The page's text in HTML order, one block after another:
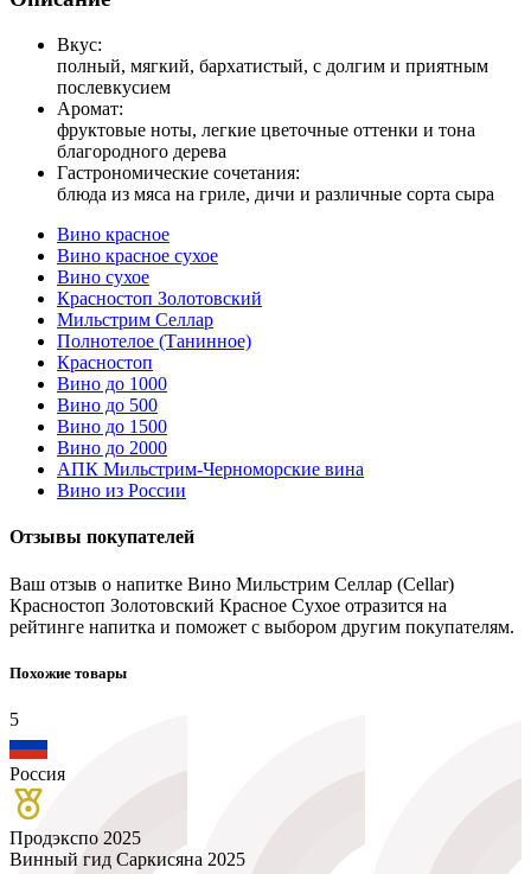
Вкус:
полный, мягкий, бархатистый, с долгим и приятным
послевкусием
Аромат:
фруктовые ноты, легкие цветочные оттенки и тона
благородного дерева
Гастрономические сочетания:
блюда из мяса на гриле, дичи и различные сорта сыра
Вино красное
Вино красное сухое
Вино сухое
Красностоп Золотовский
Мильстрим Селлар
Полнотелое (Танинное)
Красностоп
Вино до 1000
Вино до 500
Вино до 1500
Вино до 2000
АПК Мильстрим-Черноморские вина
Вино из России
Отзывы покупателей
Ваш отзыв о напитке Вино Мильстрим Селлар (Cellar)
Красностоп Золотовский Красное Сухое отразится на
рейтинге напитка и поможет с выбором другим покупателям.
Похожие товары
5
Россия
Продэкспо 2025
Винный гид Саркисяна 2025